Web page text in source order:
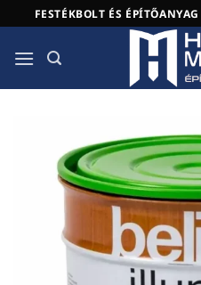
to
content
FESTÉKBOLT ÉS